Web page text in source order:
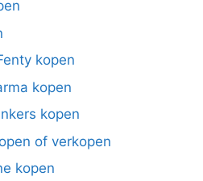
kopen
kopen
kopen
of verkopen
kopen